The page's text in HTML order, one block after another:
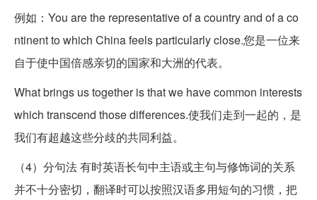
例如：You are the representative of a country and of a co
ntinent to which China feels particularly close.您是一位来
自于使中国倍感亲切的国家和大洲的代表。
What brings us together is that we have common interests
which transcend those differences.使我们走到一起的，是
我们有超越这些分歧的共同利益。
（4）分句法 有时英语长句中主语或主句与修饰词的关系
并不十分密切，翻译时可以按照汉语多用短句的习惯，把